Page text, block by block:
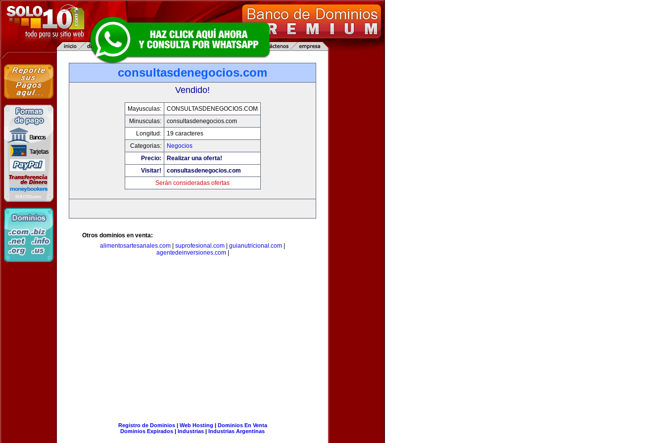
consultasdenegocios.com
Vendido!
Mayusculas:
CONSULTASDENEGOCIOS.COM
Minusculas:
consultasdenegocios.com
Longitud:
19 caracteres
Categorias:
Negocios
Precio:
Realizar una oferta!
Visitar!
consultasdenegocios.com
Serán consideradas ofertas
Otros dominios en venta:
alimentosartesanales.com
suprofesional.com guianutricional.com
agentedeinversiones.com|
Registro de Dominios| Web Hosting | Dominios En Venta
Dominios Expirados | Industrias | Industrias Argentinas